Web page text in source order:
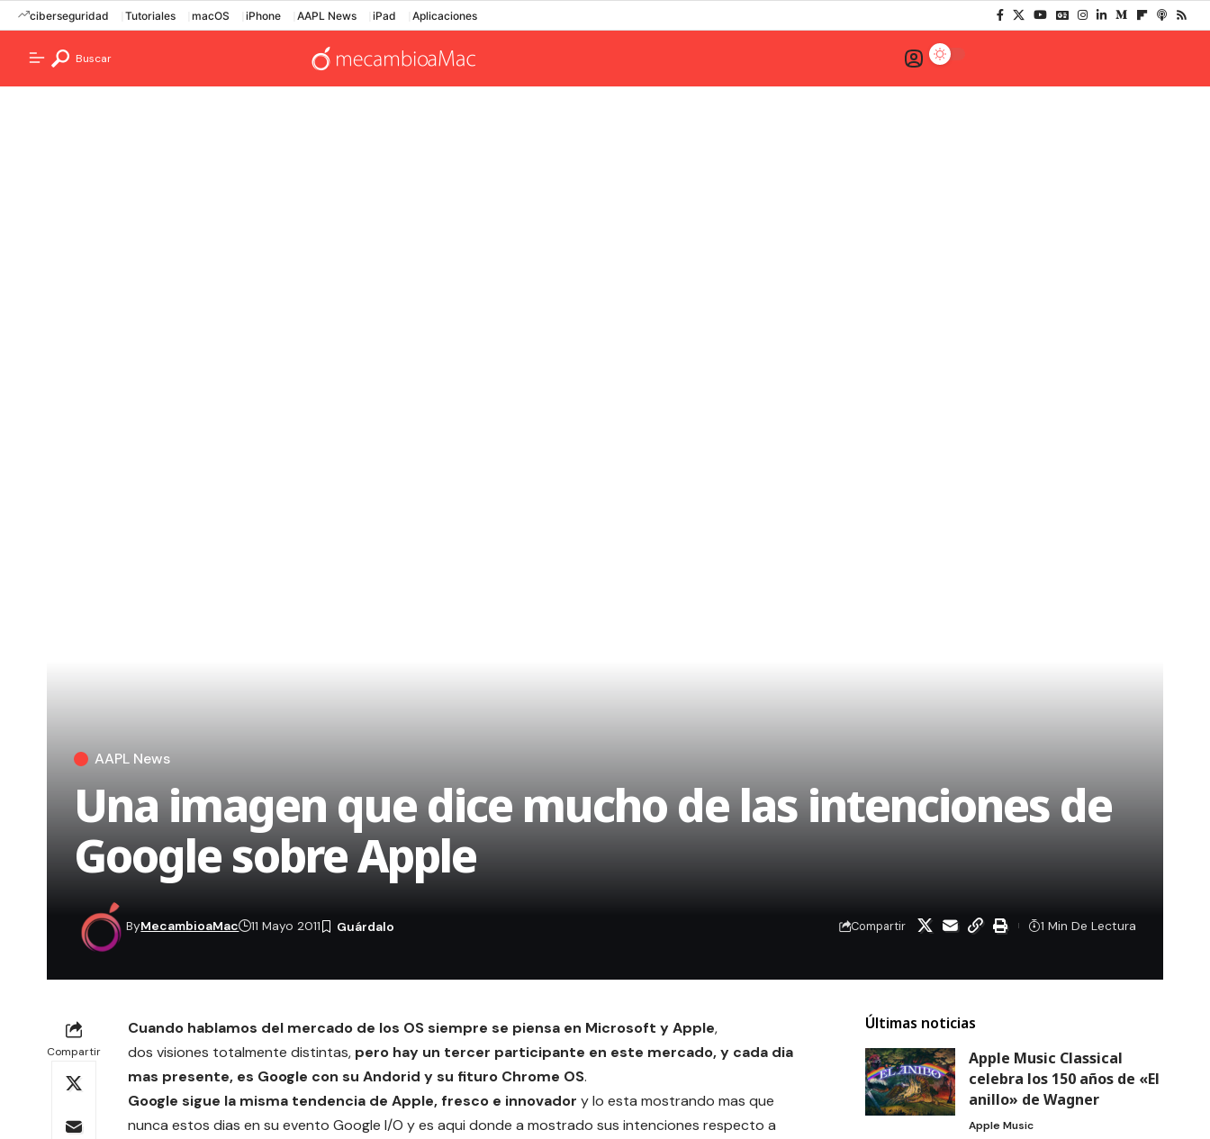
ciberseguridad Tutoriales macOS iPhone AAPL News iPad Aplicaciones
Buscar
AAPL News
Una imagen que dice mucho de las intenciones de
Google sobre Apple
ByMecambioaMac 11 Mayo 2011 Compartir 1 Min De Lectura
Compartir
Cuando hablamos del mercado de los OS siempre se piensa en Microsoft y Apple,
dos visiones totalmente distintas, pero hay un tercer participante en este mercado, y cada dia
mas presente, es Google con su Andorid y su fituro Chrome OS.
Google sigue la misma tendencia de Apple, fresco e innovador y lo esta mostrando mas que
nunca estos dias en su evento Google I/O y es aqui donde a mostrado sus intenciones respecto a
Últimas noticias
Apple Music Classical
celebra los 150 años de «El
anillo» de Wagner
Apple Music